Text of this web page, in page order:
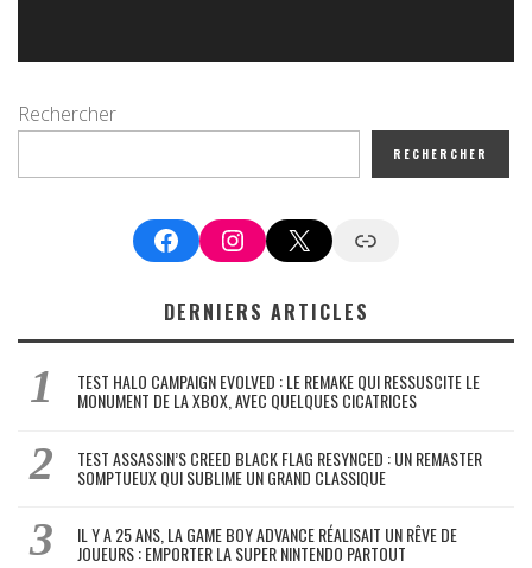
Rechercher
RECHERCHER
FacebookInstagram
X Google News
DERNIERS ARTICLES
TEST HALO CAMPAIGN EVOLVED : LE REMAKE QUI RESSUSCITE LE
MONUMENT DE LA XBOX, AVEC QUELQUES CICATRICES
TEST ASSASSIN’S CREED BLACK FLAG RESYNCED : UN REMASTER
SOMPTUEUX QUI SUBLIME UN GRAND CLASSIQUE
IL Y A 25 ANS, LA GAME BOY ADVANCE RÉALISAIT UN RÊVE DE
JOUEURS : EMPORTER LA SUPER NINTENDO PARTOUT